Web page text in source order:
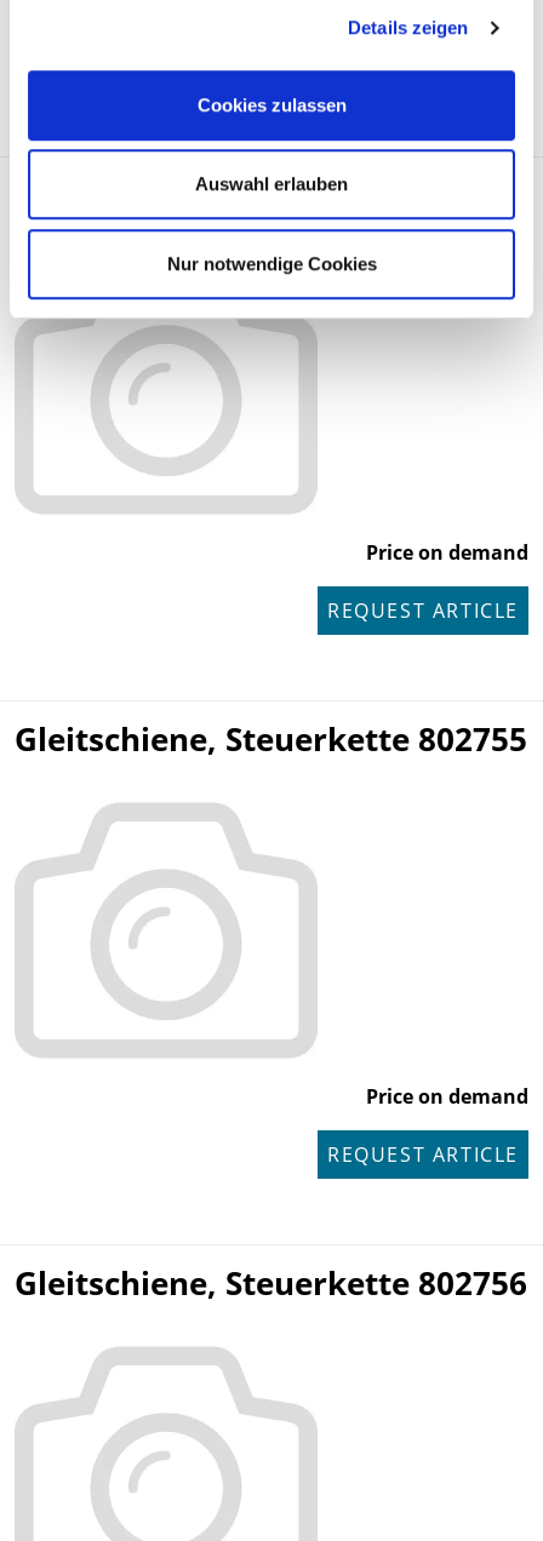
Details zeigen
Cookies zulassen
Auswahl erlauben
Nur notwendige Cookies
REQUEST ARTICLE
Gleitschiene, Steuerkette 802754
Price on demand
REQUEST ARTICLE
Gleitschiene, Steuerkette 802755
Price on demand
REQUEST ARTICLE
Gleitschiene, Steuerkette 802756